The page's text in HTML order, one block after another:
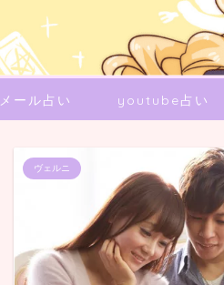
メール占い youtube占い
ヴェルニ